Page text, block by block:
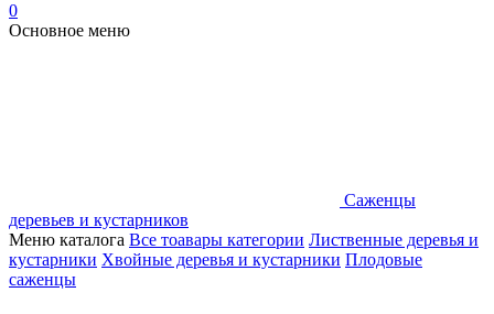
0
Основное меню
Саженцы
деревьев и кустарников
Меню каталога Все тоавары категории Лиственные деревья и
кустарники Хвойные деревья и кустарники Плодовые
саженцы